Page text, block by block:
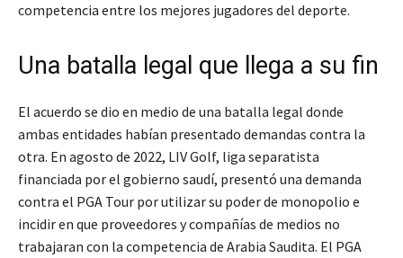
competencia entre los mejores jugadores del deporte.
Una batalla legal que llega a su fin
El acuerdo se dio en medio de una batalla legal donde
ambas entidades habían presentado demandas contra la
otra. En agosto de 2022, LIV Golf, liga separatista
financiada por el gobierno saudí, presentó una demanda
contra el PGA Tour por utilizar su poder de monopolio e
incidir en que proveedores y compañías de medios no
trabajaran con la competencia de Arabia Saudita. El PGA